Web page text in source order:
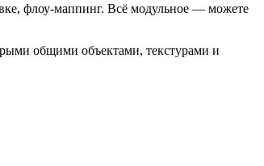
флоу-маппинг. Всё модульное — можете
общими объектами, текстурами и